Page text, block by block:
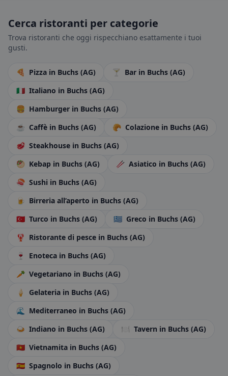
Cerca ristoranti per categorie
Trova ristoranti che oggi rispecchiano esattamente i tuoi
gusti.
🍕 Pizza in Buchs (AG) 🍸 Bar in Buchs (AG)
🇮🇹 Italiano in Buchs (AG)
🍔 Hamburger in Buchs (AG)
☕ Caffè in Buchs (AG) 🥐 Colazione in Buchs (AG)
🥩 Steakhouse in Buchs (AG)
🥙 Kebap in Buchs (AG) 🥢 Asiatico in Buchs (AG)
🍣 Sushi in Buchs (AG)
🍺 Birreria all’aperto in Buchs (AG)
🇹🇷 Turco in Buchs (AG) 🇬🇷 Greco in Buchs (AG)
🦞 Ristorante di pesce in Buchs (AG)
🍷
Enoteca in Buchs (AG)
🥕 Vegetariano in Buchs (AG)
🍦
Gelateria in Buchs (AG)
🌊
Mediterraneo in Buchs (AG)
🍛 Indiano in Buchs (AG) 🍽️ Tavern in Buchs (AG)
🇻🇳 Vietnamita in Buchs (AG)
🇪🇸 Spagnolo in Buchs (AG)